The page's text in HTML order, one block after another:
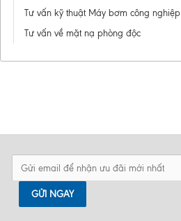
Tư vấn kỹ thuật Máy bơm công nghiệp
Tư vấn về mặt nạ phòng độc
GỬI NGAY